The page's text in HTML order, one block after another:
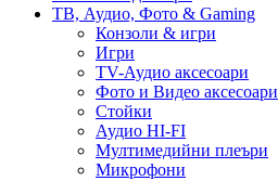
ТВ, Аудио, Фото & Gaming
Конзоли & игри
Игри
TV-Аудио аксесоари
Фото и Видео аксесоари
Стойки
Аудио HI-FI
Мултимедийни плеъри
Микрофони